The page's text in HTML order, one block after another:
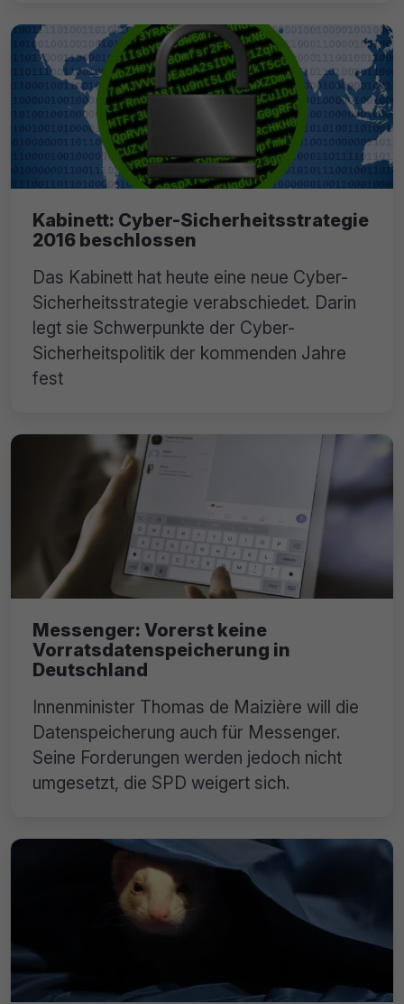
Kabinett: Cyber-Sicherheitsstrategie
2016 beschlossen
Das Kabinett hat heute eine neue Cyber-
Sicherheitsstrategie verabschiedet. Darin
legt sie Schwerpunkte der Cyber-
Sicherheitspolitik der kommenden Jahre
fest
Messenger: Vorerst keine
Vorratsdatenspeicherung in
Deutschland
Innenminister Thomas de Maizière will die
Datenspeicherung auch für Messenger.
Seine Forderungen werden jedoch nicht
umgesetzt, die SPD weigert sich.